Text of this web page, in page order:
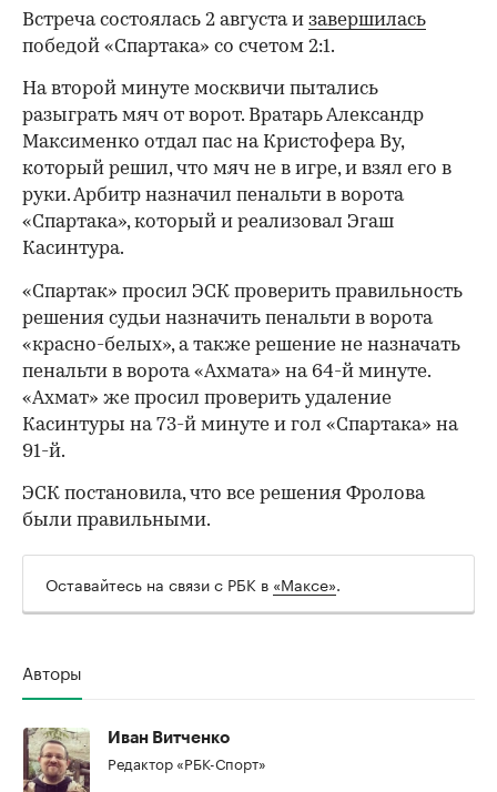
Встреча состоялась 2 августа и завершилась
победой «Спартака» со счетом 2:1.
На второй минуте москвичи пытались
разыграть мяч от ворот. Вратарь Александр
Максименко отдал пас на Кристофера Ву,
который решил, что мяч не в игре, и взял его в
руки. Арбитр назначил пенальти в ворота
«Спартака», который и реализовал Эгаш
Касинтура.
/
«Спартак» просил ЭСК проверить правильность
решения судьи назначить пенальти в ворота
«красно-белых», а также решение не назначать
пенальти в ворота «Ахмата» на 64-й минуте.
«Ахмат» же просил проверить удаление
Касинтуры на 73-й минуте и гол «Спартака» на
91-й.
ЭСК постановила, что все решения Фролова
были правильными.
Оставайтесь на связи с РБК в «Максе».
Авторы
Иван Витченко
Редактор «РБК-Спорт»